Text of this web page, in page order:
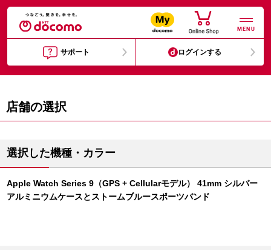
MENU
サポート ログインする
店舗の選択
選択した機種・カラー
Apple Watch Series 9（GPS + Cellularモデル） 41mm シルバー
アルミニウムケースとストームブルースポーツバンド